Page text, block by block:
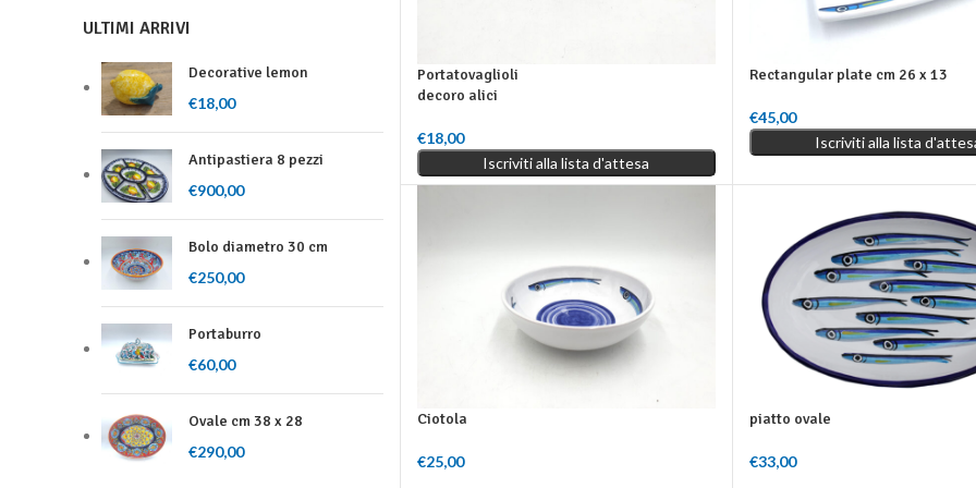
ULTIMI ARRIVI
Decorative lemon
€18,00
Antipastiera 8 pezzi
€900,00
Bolo diametro 30 cm
€250,00
Portaburro
€60,00
Ovale cm 38 x 28
€290,00
Portatovaglioli
decoro alici
€18,00
Leggi TuttoIscriviti alla lista d'attesa
Rectangular plate cm 26 x 13
€45,00
Leggi TuttoIscriviti alla lista
Ciotola
€25,00
piatto ovale
€33,00